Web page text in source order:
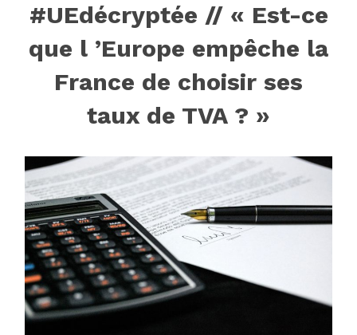
#UEdécryptée // « Est-ce
que l ’Europe empêche la
France de choisir ses
taux de TVA ? »